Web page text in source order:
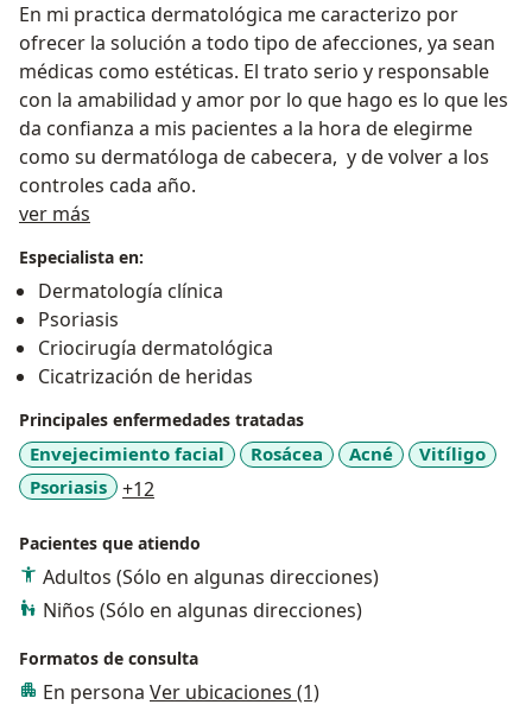
En mi practica dermatológica me caracterizo por
ofrecer la solución a todo tipo de afecciones, ya sean
médicas como estéticas. El trato serio y responsable
con la amabilidad y amor por lo que hago es lo que les
da confianza a mis pacientes a la hora de elegirme
como su dermatóloga de cabecera, y de volver a los
controles cada año.
ver más
Especialista en:
Dermatología clínica
Psoriasis
Criocirugía dermatológica
Cicatrización de heridas
Principales enfermedades tratadas
Envejecimiento facial Rosácea Acné
Vitíligo
Psoriasis
+12
Pacientes que atiendo
Adultos (Sólo en algunas direcciones)
Niños (Sólo en algunas direcciones)
Formatos de consulta
En persona Ver ubicaciones (1)